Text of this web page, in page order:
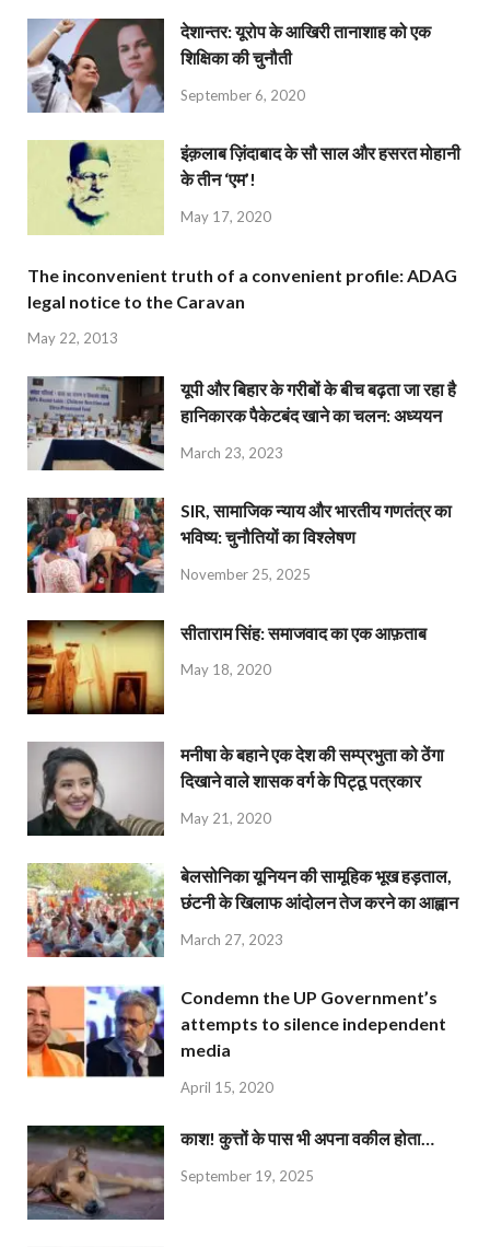
देशान्‍तर: यूरोप के आखिरी तानाशाह को एक
शिक्षिका की चुनौती
September 6, 2020
इंक़लाब ज़िंदाबाद के सौ साल और हसरत मोहानी
के तीन ‘एम’!
May 17, 2020
The inconvenient truth of a convenient profile: ADAG
legal notice to the Caravan
May 22, 2013
यूपी और बिहार के गरीबों के बीच बढ़ता जा रहा है
हानिकारक पैकेटबंद खाने का चलन: अध्ययन
March 23, 2023
SIR, सामाजिक न्याय और भारतीय गणतंत्र का
भविष्य: चुनौतियों का विश्लेषण
November 25, 2025
सीताराम सिंह: समाजवाद का एक आफ़ताब
May 18, 2020
मनीषा के बहाने एक देश की सम्प्रभुता को ठेंगा
दिखाने वाले शासक वर्ग के पिट्ठू पत्रकार
May 21, 2020
बेलसोनिका यूनियन की सामूहिक भूख हड़ताल,
छंटनी के खिलाफ आंदोलन तेज करने का आह्वान
March 27, 2023
Condemn the UP Government’s
attempts to silence independent
media
April 15, 2020
काश! कुत्तों के पास भी अपना वकील होता…
September 19, 2025